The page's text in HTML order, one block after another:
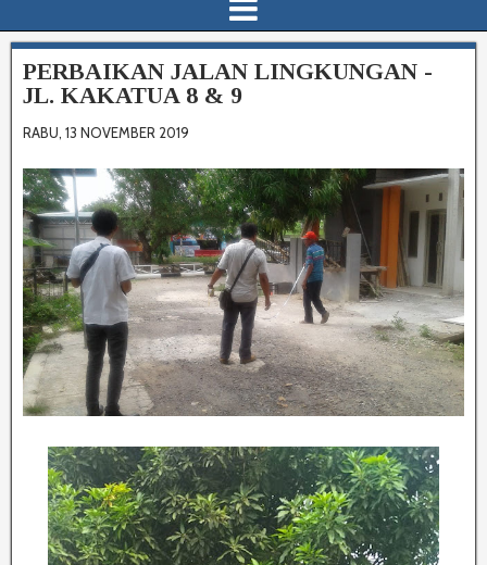
PERBAIKAN JALAN LINGKUNGAN -
JL. KAKATUA 8 & 9
RABU, 13 NOVEMBER 2019